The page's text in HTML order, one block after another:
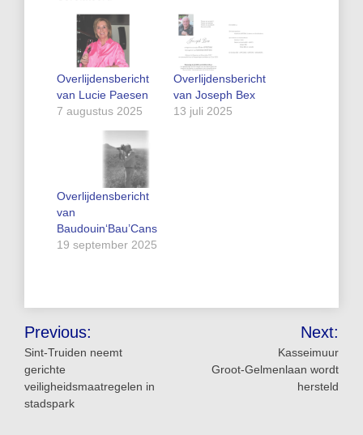
Overlijdensbericht
van Lucie Paesen
7 augustus 2025
Overlijdensbericht
van Joseph Bex
13 juli 2025
Overlijdensbericht
van
Baudouin‘Bau’Cans
19 september 2025
Bericht
navigatie
Previous:
Sint‑Truiden neemt
gerichte
veiligheidsmaatregelen in
stadspark
Next:
Kasseimuur
Groot‑Gelmenlaan wordt
hersteld